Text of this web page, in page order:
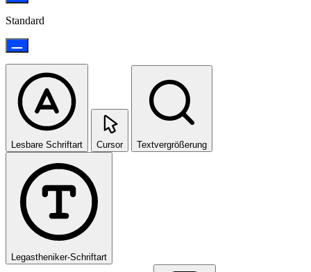
Standard
Lesbare Schriftart Cursor Textvergrößerung
Legastheniker-Schriftart